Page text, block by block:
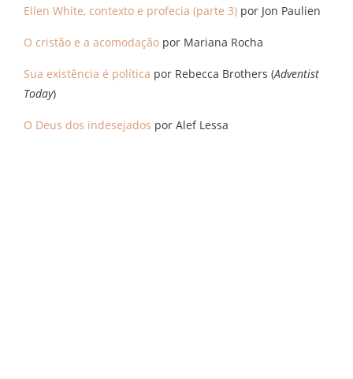
Ellen White, contexto e profecia (parte 3) por Jon Paulien
O cristão e a acomodação por Mariana Rocha
Sua existência é política por Rebecca Brothers (Adventist
Today)
O Deus dos indesejados por Alef Lessa